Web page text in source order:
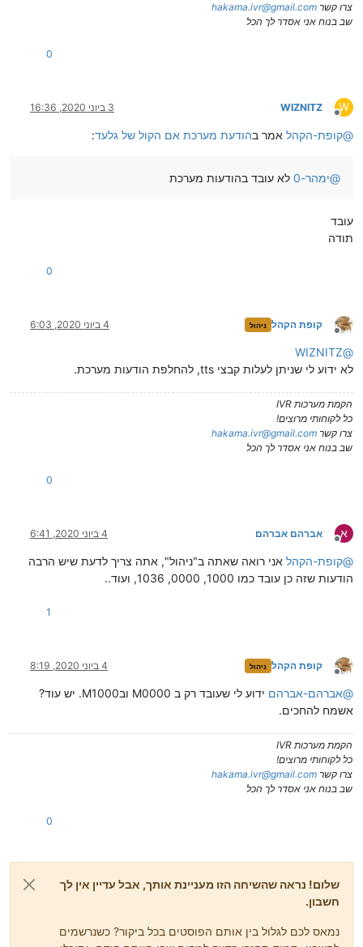
צרו קשר hakama.ivr@gmail.com
שב בנוח אני אסדר לך הכל
0
W
מנותק
WIZNITZ 3 ביוני 2020, 16:36
@קופת-הקהל אמר בהודעת מערכת אם הקול של גלעד:
@ימהר-0 לא עובד בהודעות מערכת
עובד
תודה
0
מנותק
קופת הקהל ניהול 4 ביוני 2020, 6:03
@
WIZNITZ
לא ידוע לי שניתן לעלות קבצי tts, להחלפת הודעות מערכת.
הקמת מערכות IVR
כל לקוחותי מרוצים!
צרו קשר hakama.ivr@gmail.com
שב בנוח אני אסדר לך הכל
0
א
מנותק
אברהם אברהם 4 ביוני 2020, 6:41
@קופת-הקהל אני רואה שאתה ב"ניהול", אתה צריך לדעת שיש הרבה
הודעות שזה כן עובד כמו 1000, 0000, 1036, ועוד..
1
מנותק
קופת הקהל ניהול 4 ביוני 2020, 8:19
@אברהם-אברהם
ידוע לי שעובד רק ב M0000 ובM1000. יש עוד?
אשמח להחכים.
הקמת מערכות IVR
כל לקוחותי מרוצים!
צרו קשר hakama.ivr@gmail.com
שב בנוח אני אסדר לך הכל
0
שלום! נראה שהשיחה הזו מעניינת אותך, אבל עדיין אין לך
חשבון.
נמאס לכם לגלול בין אותם הפוסטים בכל ביקור? כשנרשמים